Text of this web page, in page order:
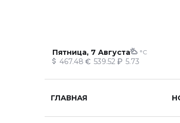
Пятница, 7 Августа °C
467.48 539.52 5.73
ГЛАВНАЯ